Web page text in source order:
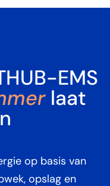
EMS
laat
op basis van
opslag en